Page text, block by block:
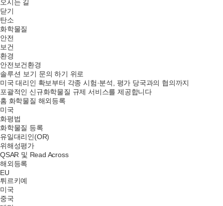
오시는 길
닫기
탄소
화학물질
안전
보건
환경
안전보건환경
솔루션 보기 문의 하기 위로
미국대리인 확보부터 각종 시험·분석, 평가 당국과의 협의까지
포괄적인 신규화학물질 규제 서비스를 제공합니다
홈 화학물질 해외등록
미국
화평법
화학물질 등록
유일대리인(OR)
위해성평가
QSAR 및 Read Across
해외등록
EU
튀르키예
미국
중국